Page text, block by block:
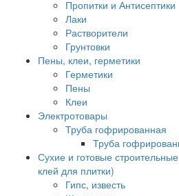
Пропитки и Антисептики
Лаки
Растворители
Грунтовки
Пены, клеи, герметики
Герметики
Пены
Клеи
Электротовары
Труба гофрированная
Труба
Сухие и готовые
клей для плитки)
Гипс, известь